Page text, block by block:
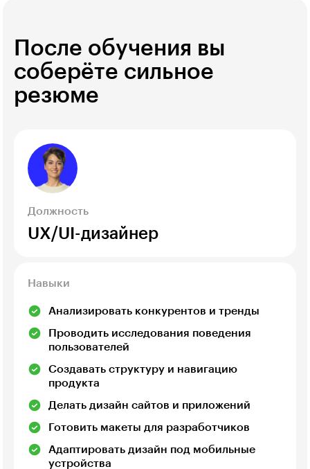
После обучения вы
соберёте сильное
резюме
Должность
UX/UI-дизайнер
Навыки
Анализировать конкурентов и тренды
Проводить исследования поведения
пользователей
Создавать структуру и навигацию
продукта
Делать дизайн сайтов и приложений
Готовить макеты для разработчиков
Адаптировать дизайн под мобильные
устройства